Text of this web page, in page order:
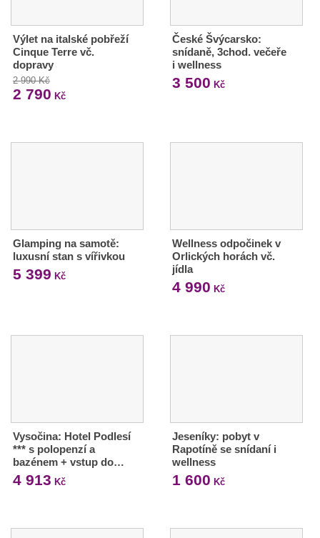
Výlet na italské pobřeží
Cinque Terre vč.
dopravy
2 990 Kč
2 790 Kč
České Švýcarsko:
snídaně, 3chod. večeře
i wellness
3 500 Kč
Glamping na samotě:
luxusní stan s vířivkou
5 399 Kč
Wellness odpočinek v
Orlických horách vč.
jídla
4 990 Kč
Vysočina: Hotel Podlesí
*** s polopenzí a
bazénem + vstup do…
4 913 Kč
Jeseníky: pobyt v
Rapotíně se snídaní i
wellness
1 600 Kč